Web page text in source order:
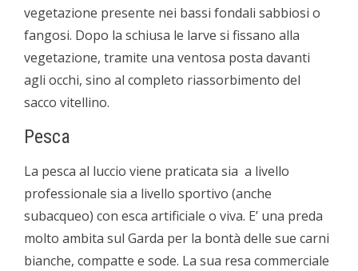
vegetazione presente nei bassi fondali sabbiosi o
fangosi. Dopo la schiusa le larve si fissano alla
vegetazione, tramite una ventosa posta davanti
agli occhi, sino al completo riassorbimento del
sacco vitellino.
Pesca
La pesca al luccio viene praticata sia a livello
professionale sia a livello sportivo (anche
subacqueo) con esca artificiale o viva. E’ una preda
molto ambita sul Garda per la bontà delle sue carni
bianche, compatte e sode. La sua resa commerciale